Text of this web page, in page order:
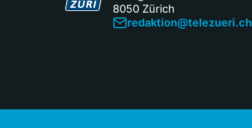
8050 Zürich
redaktion@telezueri.ch